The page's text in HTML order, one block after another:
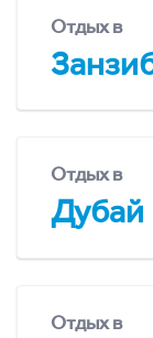
Отдых в
Отдых в
Дубай
Отдых в